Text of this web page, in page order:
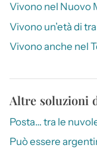
Vivono nel Nuovo
Vivono un’età di
Vivono anche nel
Altre soluzioni
Posta… tra le
Può essere